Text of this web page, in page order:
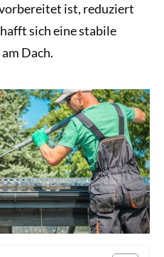
ist, reduziert
sich eine stabile
Dach.